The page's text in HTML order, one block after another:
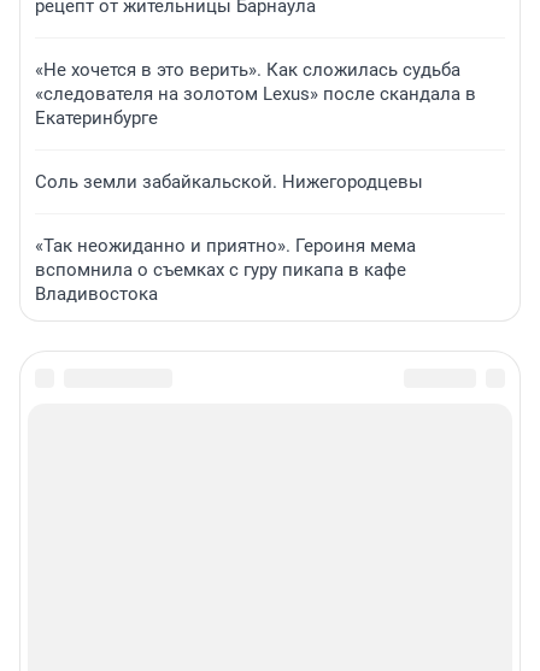
рецепт от жительницы Барнаула
«Не хочется в это верить». Как сложилась судьба
«следователя на золотом Lexus» после скандала в
Екатеринбурге
Соль земли забайкальской. Нижегородцевы
«Так неожиданно и приятно». Героиня мема
вспомнила о съемках с гуру пикапа в кафе
Владивостока